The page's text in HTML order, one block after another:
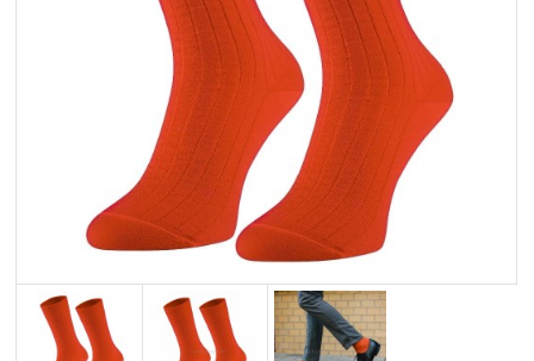
Merynos trekking
Merynos bezuciskowe
Kaszmir stopki
Bawełna
Bawełna egipska maco